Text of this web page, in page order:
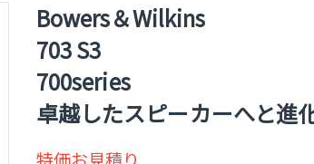
Bowers＆Wilkins
703 S3
700series
卓越したスピーカーへと進